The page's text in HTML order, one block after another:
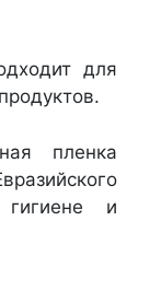
для
пленка
гигиене и